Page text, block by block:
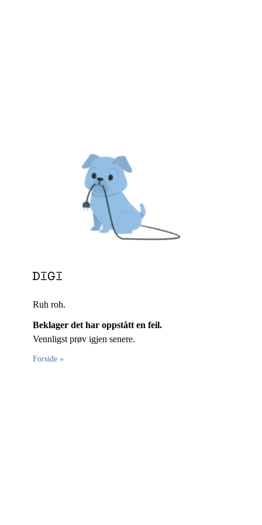
Ruh roh.
Beklager det har oppstått en feil.
Vennligst prøv igjen senere.
Forside »